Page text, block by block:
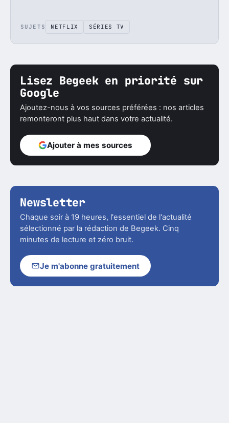
SUJETS NETFLIX SÉRIES TV
Lisez Begeek en priorité sur
Google
Ajoutez-nous à vos sources préférées : nos articles
remonteront plus haut dans votre actualité.
Ajouter à mes sources
Newsletter
Chaque soir à 19 heures, l'essentiel de l'actualité
sélectionné par la rédaction de Begeek. Cinq
minutes de lecture et zéro bruit.
Je m'abonne gratuitement